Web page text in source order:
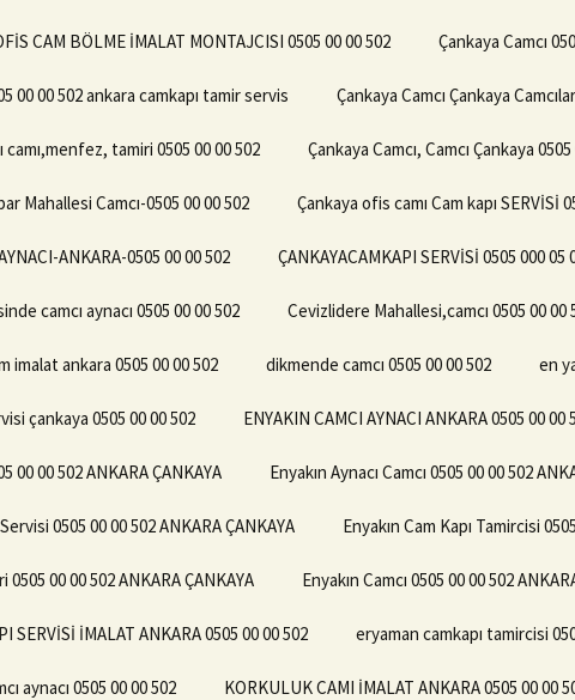
CAM BÖLME İMALAT MONTAJCISI 0505 00 00 502 Çankaya Camcı
00 00 502 ankara camkapı tamir servis Çankaya Camcı Çankaya
camı,menfez, tamiri 0505 00 00 502 Çankaya Camcı, Camcı Çankaya
Mahallesi Camcı-0505 00 00 502 Çankaya ofis camı Cam kapı SERVİSİ
ANKARA-0505 00 00 502 ÇANKAYACAMKAPI SERVİSİ 0505 000 05
camcı aynacı 0505 00 00 502 Cevizlidere Mahallesi,camcı 0505 00 00
ankara 0505 00 00 502 dikmende camcı 0505 00 00 502 en
çankaya 0505 00 00 502 ENYAKIN CAMCI AYNACI ANKARA 0505 00 00
00 00 502 ANKARA ÇANKAYA Enyakın Aynacı Camcı 0505 00 00 502
0505 00 00 502 ANKARA ÇANKAYA Enyakın Cam Kapı Tamircisi
0505 00 00 502 ANKARA ÇANKAYA Enyakın Camcı 0505 00 00 502
SERVİSİ İMALAT ANKARA 0505 00 00 502 eryaman camkapı tamircisi
aynacı 0505 00 00 502 KORKULUK CAMI İMALAT ANKARA 0505 00 00